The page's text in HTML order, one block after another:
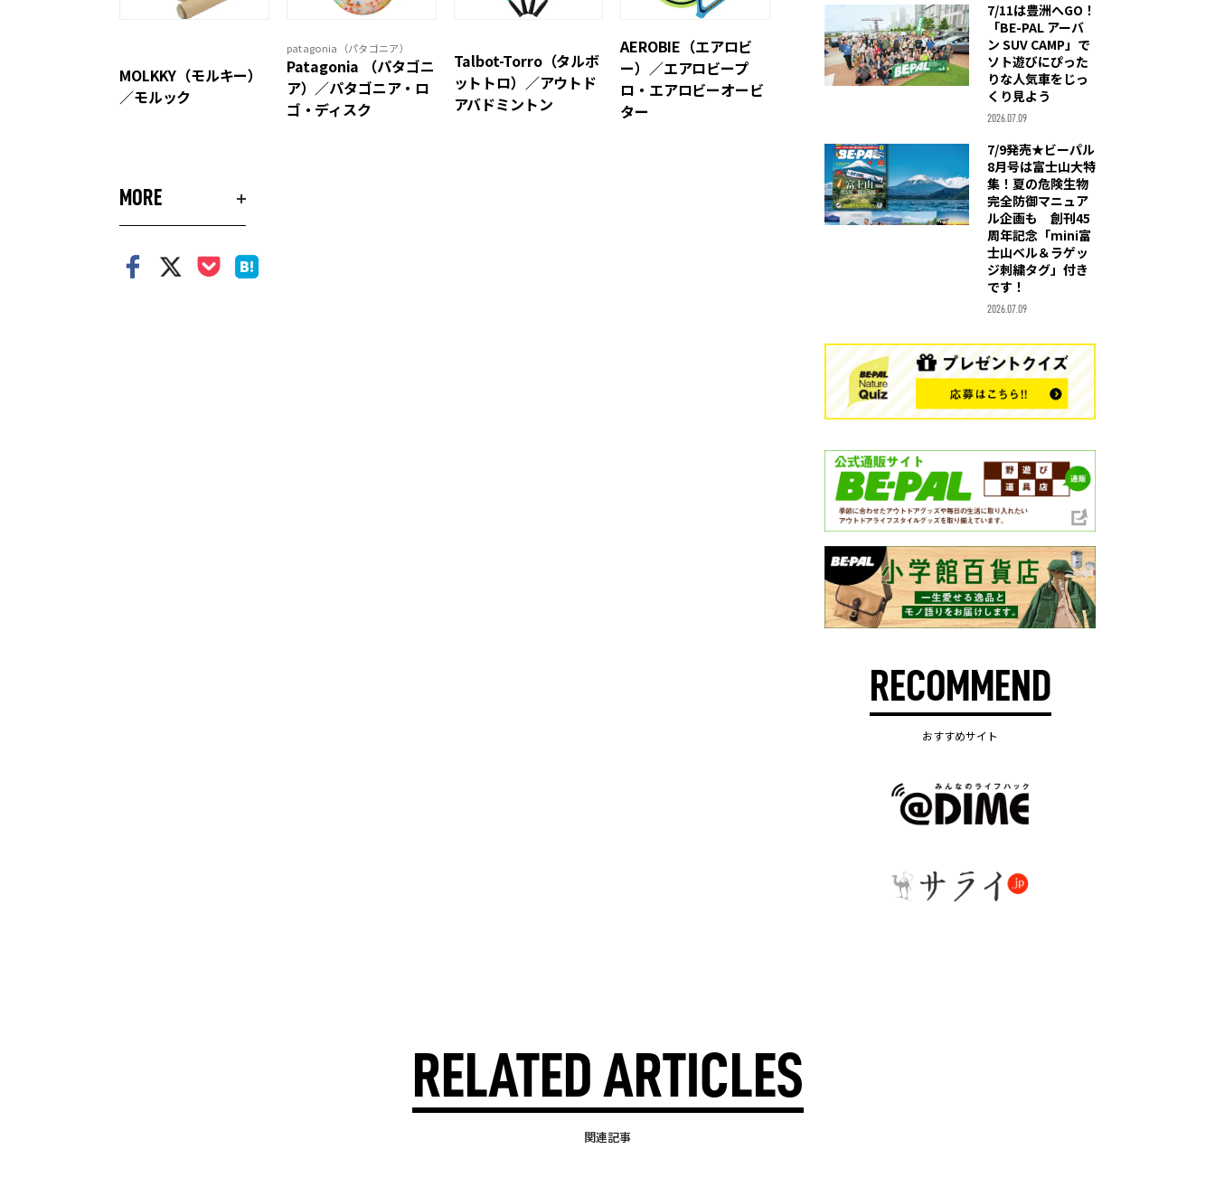
MOLKKY（モルキー）
／モルック
patagonia（パタゴニア）
Patagonia （パタゴニ
ア）／パタゴニア・ロ
ゴ・ディスク
Talbot-Torro（タルボ
ットトロ）／アウトド
アバドミントン
AEROBIE（エアロビ
ー）／エアロビープ
ロ・エアロビーオービ
ター
MORE
7/11は豊洲へGO！
「BE-PAL アーバ
ン SUV CAMP」で
ソト遊びにぴった
りな人気車をじっ
くり見よう
2026.07.09
7/9発売★ビーパル
8月号は富士山大特
集！夏の危険生物
完全防御マニュア
ル企画も 創刊45
周年記念「mini富
士山ベル＆ラゲッ
ジ刺繍タグ」付き
です！
2026.07.09
RECOMMEND
おすすめサイト
RELATED ARTICLES
関連記事